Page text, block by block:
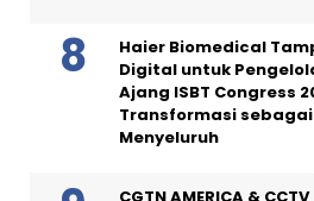
Haier Biomedical
Digital untuk
Ajang ISBT Congress
Transformasi
Menyeluruh